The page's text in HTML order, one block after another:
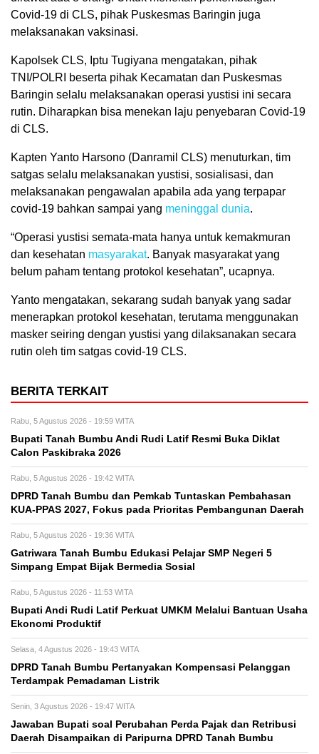
Covid-19 di CLS, pihak Puskesmas Baringin juga
melaksanakan vaksinasi.
Kapolsek CLS, Iptu Tugiyana mengatakan, pihak
TNI/POLRI beserta pihak Kecamatan dan Puskesmas
Baringin selalu melaksanakan operasi yustisi ini secara
rutin. Diharapkan bisa menekan laju penyebaran Covid-19
di CLS.
Kapten Yanto Harsono (Danramil CLS) menuturkan, tim
satgas selalu melaksanakan yustisi, sosialisasi, dan
melaksanakan pengawalan apabila ada yang terpapar
covid-19 bahkan sampai yang meninggal dunia.
“Operasi yustisi semata-mata hanya untuk kemakmuran
dan kesehatan masyarakat. Banyak masyarakat yang
belum paham tentang protokol kesehatan”, ucapnya.
Yanto mengatakan, sekarang sudah banyak yang sadar
menerapkan protokol kesehatan, terutama menggunakan
masker seiring dengan yustisi yang dilaksanakan secara
rutin oleh tim satgas covid-19 CLS.
BERITA TERKAIT
Rabu, 5 Agustus 2026 - 19:59 WITA
Bupati Tanah Bumbu Andi Rudi Latif Resmi Buka Diklat
Calon Paskibraka 2026
Rabu, 5 Agustus 2026 - 19:42 WITA
DPRD Tanah Bumbu dan Pemkab Tuntaskan Pembahasan
KUA-PPAS 2027, Fokus pada Prioritas Pembangunan Daerah
Rabu, 5 Agustus 2026 - 19:36 WITA
Gatriwara Tanah Bumbu Edukasi Pelajar SMP Negeri 5
Simpang Empat Bijak Bermedia Sosial
Rabu, 5 Agustus 2026 - 11:53 WITA
Bupati Andi Rudi Latif Perkuat UMKM Melalui Bantuan Usaha
Ekonomi Produktif
Selasa, 4 Agustus 2026 - 19:43 WITA
DPRD Tanah Bumbu Pertanyakan Kompensasi Pelanggan
Terdampak Pemadaman Listrik
Senin, 3 Agustus 2026 - 19:47 WITA
Jawaban Bupati soal Perubahan Perda Pajak dan Retribusi
Daerah Disampaikan di Paripurna DPRD Tanah Bumbu